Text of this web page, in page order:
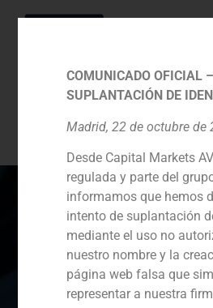
Categoría:1.
España Portugal
Ecuador Perú
COMUNICADO OFICIAL
SUPLANTACIÓN DE
Madrid, 22 de octubre de
Desde Capital Markets
regulada y parte del
informamos que hemos
intento de suplantación
mediante el uso no
nuestro nombre y la
página web falsa que
representar a nuestra